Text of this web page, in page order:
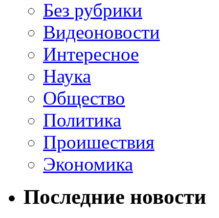
Без рубрики
Видеоновости
Интересное
Наука
Общество
Политика
Проишествия
Экономика
Последние новости